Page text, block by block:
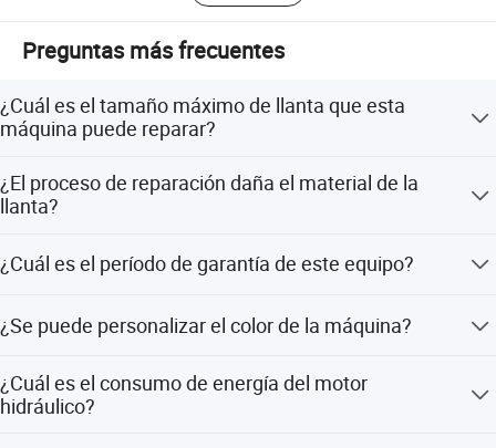
Preguntas más frecuentes
¿Cuál es el tamaño máximo de llanta que esta
máquina puede reparar?
tamaño máximo de 30 pulgadas.
¿El proceso de reparación daña el material de la
llanta?
dañar la estructura molecular ni las propiedades
¿Cuál es el período de garantía de este equipo?
reparación de llantas de aleación.
¿Se puede personalizar el color de la máquina?
¿Cuál es el consumo de energía del motor
hidráulico?